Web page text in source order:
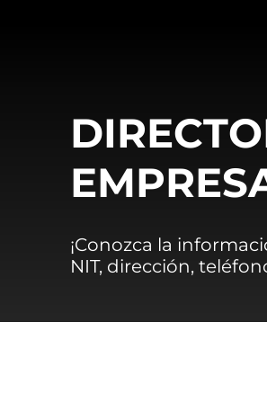
¡Conozca la
NIT, dirección,